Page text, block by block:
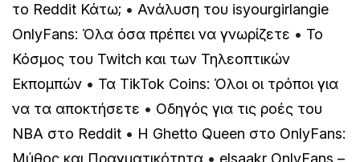
το Reddit Κάτω; • Ανάλυση του isyourgirlangie
OnlyFans: Όλα όσα πρέπει να γνωρίζετε • Το
Κόσμος του Twitch και των Τηλεοπτικών
Εκπομπών • Τα TikTok Coins: Όλοι οι τρόποι για
να τα αποκτήσετε • Οδηγός για τις ροές του
NBA στο Reddit • Η Ghetto Queen στο OnlyFans: